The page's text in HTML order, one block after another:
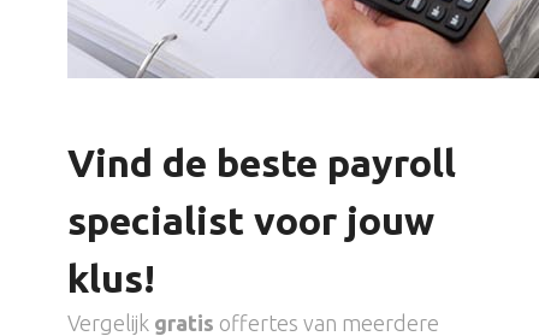
Vind de beste payroll
specialist voor jouw
klus!
Vergelijk gratis offertes van meerdere